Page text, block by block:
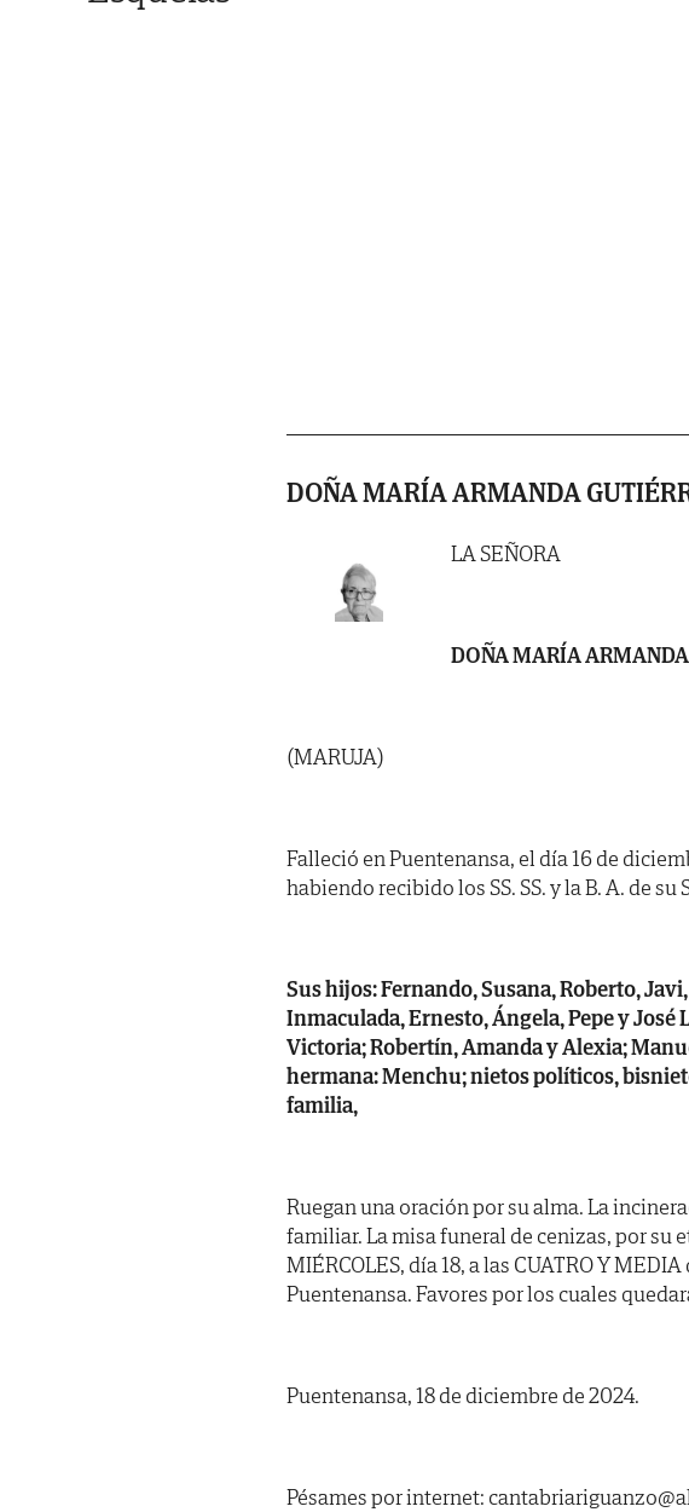
DOÑA MARÍA ARMANDA
LA SEÑORA
DOÑA MARÍA
(MARUJA)
Falleció en Puentenansa, el día 16 de
habiendo recibido los SS. SS. y la B. A. de su
Sus hijos: Fernando, Susana, Roberto,
Inmaculada, Ernesto, Ángela, Pepe y José
Victoria; Robertín, Amanda y Alexia;
hermana: Menchu; nietos políticos,
familia,
Ruegan una oración por su alma. La
familiar. La misa funeral de cenizas, por su
MIÉRCOLES, día 18, a las CUATRO Y
Puentenansa. Favores por los cuales
Puentenansa, 18 de diciembre de 2024.
Pésames por internet: